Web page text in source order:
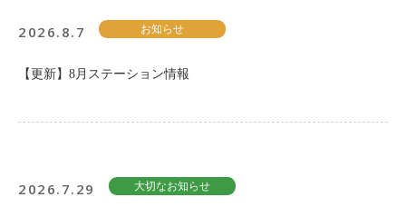
2026.8.7 お知らせ
【更新】8月ステーション情報
2026.7.29 大切なお知らせ